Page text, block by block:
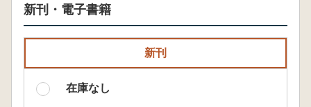
新刊・電子書籍
新刊
在庫なし